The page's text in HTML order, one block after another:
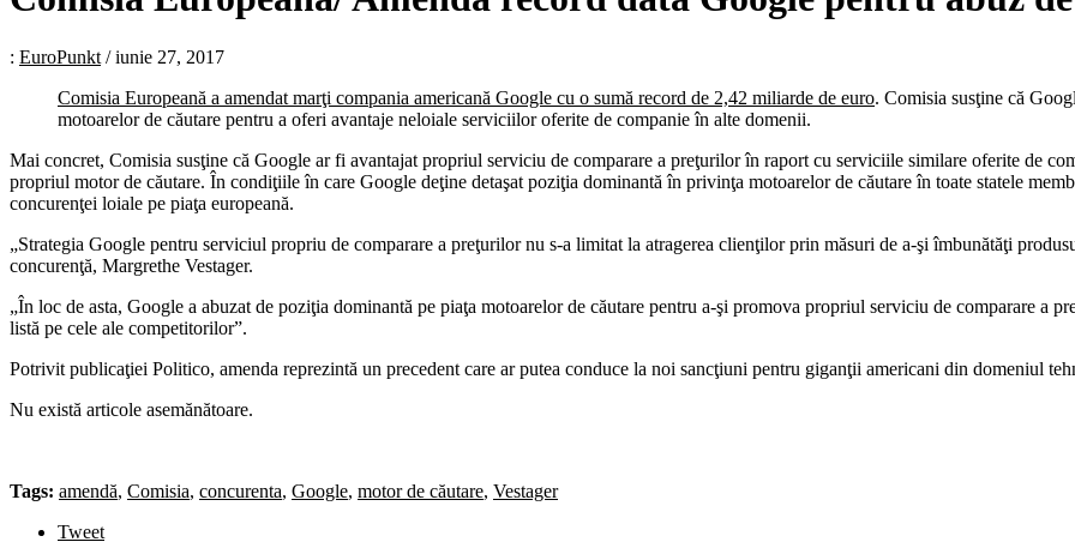
: EuroPunkt /iunie 27, 2017
Comisia Europeană a amendat marţi compania americană Google cu o sumă record de 2,42 miliarde de euro. Comisia susţine că
motoarelor de căutare pentru a oferi avantaje neloiale serviciilor oferite de companie în alte domenii.
Mai concret, Comisia susţine că Google ar fi avantajat propriul serviciu de comparare a preţurilor în raport cu serviciile similare oferite de
propriul motor de căutare. În condiţiile în care Google deţine detaşat poziţia dominantă în privinţa motoarelor de căutare în toate statele
concurenţei loiale pe piaţa europeană.
„Strategia Google pentru serviciul propriu de comparare a preţurilor nu s-a limitat la atragerea clienţilor prin măsuri de a-şi îmbunătăţi
concurenţă, Margrethe Vestager.
„În loc de asta, Google a abuzat de poziţia dominantă pe piaţa motoarelor de căutare pentru a-şi promova propriul serviciu de comparare a
listă pe cele ale competitorilor”.
Potrivit publicaţiei Politico, amenda reprezintă un precedent care ar putea conduce la noi sancţiuni pentru giganţii americani din domeniul
Nu există articole asemănătoare.
Tags: amendă, Comisia, concurenta, Google, motor de căutare, Vestager
Tweet